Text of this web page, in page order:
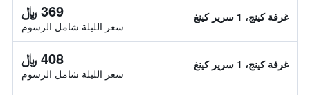
غرفة كينج، 1 سرير كينغ 369 ﷼
سعر الليلة شامل الرسوم
غرفة كينج، 1 سرير كينغ 408 ﷼
سعر الليلة شامل الرسوم